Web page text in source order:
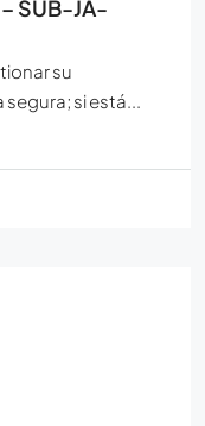
SUB-JA-
su
si está...